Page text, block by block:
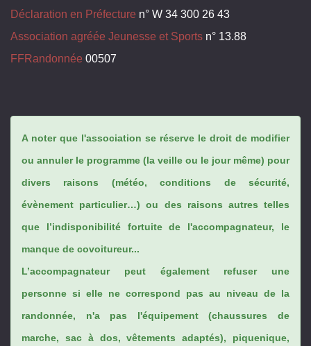
Déclaration en Préfecture n° W 34 300 26 43
Association agréée Jeunesse et Sports n° 13.88
FFRandonnée 00507
A noter que l'association se réserve le droit de modifier
ou annuler le programme (la veille ou le jour même) pour
divers raisons (météo, conditions de sécurité,
évènement particulier…) ou des raisons autres telles
que l’indisponibilité fortuite de l'accompagnateur, le
manque de covoitureur...
L’accompagnateur peut également refuser une
personne si elle ne correspond pas au niveau de la
randonnée, n'a pas l'équipement (chaussures de
marche, sac à dos, vêtements adaptés), piquenique,